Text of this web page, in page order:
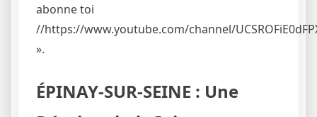
abonne toi
//https://www.youtube.com/channel/
».
ÉPINAY-SUR-SEINE : Une